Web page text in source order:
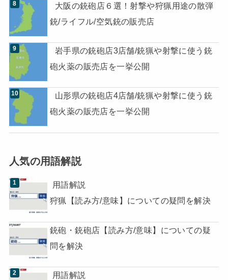
大阪の銃砲店６選！射撃や狩猟用途の散弾
銃/ライフル/空気銃の販売店
岩手県の銃砲店3店舗/銃猟や射撃に使う銃
砲火薬の販売店を一挙公開
山形県の銃砲店4店舗/銃猟や射撃に使う銃
砲火薬の販売店を一挙公開
人気の用語解説
用語解説
狩猟【読み方/意味】についての疑問を解決
銃砲・銃砲店【読み方/意味】についての疑
問を解決
用語解説